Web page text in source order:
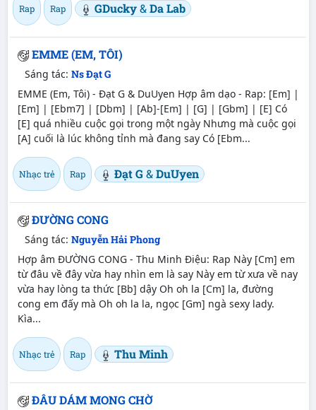
Rap Rap GDucky&Da Lab
EMME (EM, TÔI)
Sáng tác: Ns Đạt G
EMME (Em, Tôi) - Đạt G & DuUyen Hợp âm dạo - Rap: [Em] |
[Em] | [Ebm7] | [Dbm] | [Ab]-[Em] | [G] | [Gbm] | [E] Có
[E] quá nhiều cuộc gọi trong một ngày Nhưng mà cuộc gọi
[A] cuối là lúc không tỉnh mà đang say Có [Ebm...
Nhạc trẻ Rap Đạt G &DuUyen
ĐƯỜNG CONG
Sáng tác: Nguyễn Hải Phong
Hợp âm ĐƯỜNG CONG - Thu Minh Điệu: Rap Này [Cm] em
từ đâu về đây vừa hay nhìn em là say Này em từ xưa về nay
vừa hay lòng ta thức [Bb] dậy Oh oh la [Cm] la, đường
cong em đấy mà Oh oh la la, ngọc [Gm] ngà sexy lady.
Kìa...
Nhạc trẻ Rap Thu Minh
ĐÂU DÁM MONG CHỜ